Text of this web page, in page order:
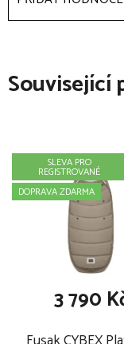
SLEVA PRO
REGISTROVANÉ
DOPRAVA ZDARMA
3 790